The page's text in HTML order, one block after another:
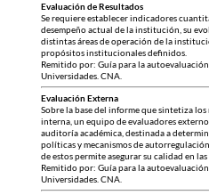
Evaluación de Resultados
Se requiere establecer indicadores
desempeño actual de la institución, su
distintas áreas de operación de la
propósitos institucionales definidos.
Remitido por: Guía para la
Universidades. CNA.
Evaluación Externa
Sobre la base del informe que sintetiza
interna, un equipo de evaluadores
auditoría académica, destinada a
políticas y mecanismos de
de estos permite asegurar su calidad en las
Remitido por: Guía para la
Universidades. CNA.